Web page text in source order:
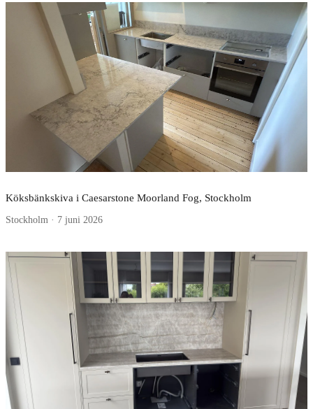
Köksbänkskiva i Caesarstone Moorland Fog, Stockholm
Stockholm · 7 juni 2026